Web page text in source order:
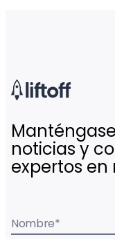
noticias y
expertos
Nombre*